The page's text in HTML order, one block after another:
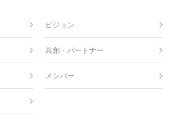
ビジョン
共創・パートナー
メンバー